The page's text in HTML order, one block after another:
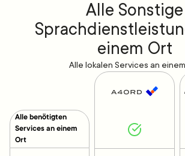
Alle Sonstige
einem Ort
Alle lokalen Services an
Alle benötigten
Services an einem
Ort